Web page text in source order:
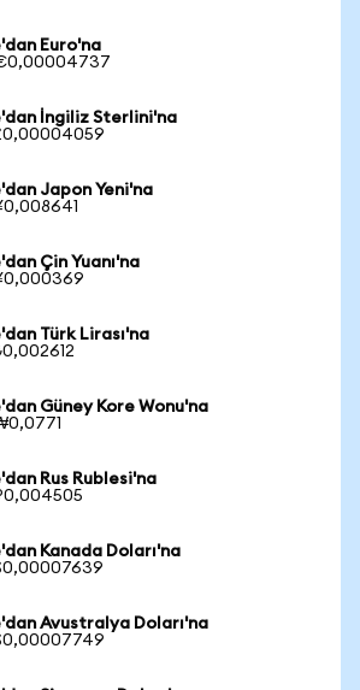
Euro'na
€0,00004737
İngiliz Sterlini'na
Japon Yeni'na
Çin Yuanı'na
Türk Lirası'na
Güney Kore Wonu'na
Rus Rublesi'na
Kanada Doları'na
Avustralya Doları'na